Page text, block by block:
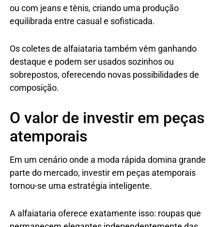
ou com jeans e tênis, criando uma produção
equilibrada entre casual e sofisticada.
Os coletes de alfaiataria também vêm ganhando
destaque e podem ser usados sozinhos ou
sobrepostos, oferecendo novas possibilidades de
composição.
O valor de investir em peças
atemporais
Em um cenário onde a moda rápida domina grande
parte do mercado, investir em peças atemporais
tornou-se uma estratégia inteligente.
A alfaiataria oferece exatamente isso: roupas que